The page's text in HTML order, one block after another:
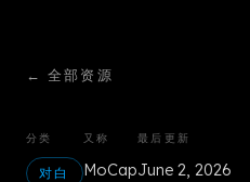
← 全部资源
分类
对白
又称
MoCap
最后更新
June 2, 2026